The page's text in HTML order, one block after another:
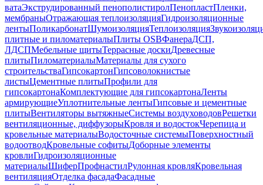
ватаЭкструдированный пенополистиролПенопластПленки,
мембраныОтражающая теплоизоляцияГидроизоляционные
лентыПоликарбонатШумоизоляцияТеплоизоляция
плитные и пиломатериалыПлиты OSBФанераДСП,
ЛДСПМебельные щитыТеррасные доскиДревесные
плитыПиломатериалыМатериалы для сухого
строительстваГипсокартонГипсоволокнистые
листыЦементные плитыПрофили для
гипсокартонаКомплектующие для гипсокартонаЛенты
армирующиеУплотнительные лентыГипсовые и цементные
плитыВентиляторы вытяжныеСистемы воздуховодовРешетки
вентиляционные, диффузорыКровля и водостокЧерепица и
кровельные материалыВодосточные системыПоверхностный
водоотводКровельные софитыДоборные элементы
кровлиГидроизоляционные
материалыШиферПрофнастилРулонная кровляКровельная
вентиляцияОтделка фасадаФасадные